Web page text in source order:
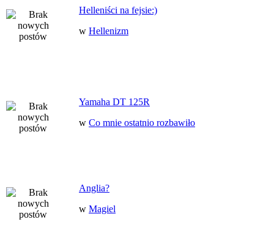
Helleniści na fejsie:)
w Hellenizm
Yamaha DT 125R
w Co mnie ostatnio rozbawiło
Anglia?
w Magiel